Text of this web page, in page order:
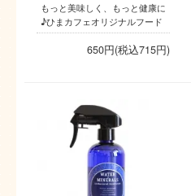
もっと美味しく、もっと健康に
♪ひまカフェオリジナルフード
650円(税込715円)